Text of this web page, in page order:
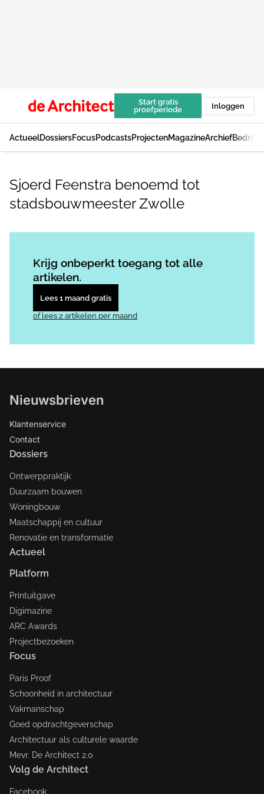
Start gratis
proefperiode
Inloggen
ActueelDossiersFocusPodcastsProjectenMagazineArchief
Sjoerd Feenstra benoemd tot
stadsbouwmeester Zwolle
Krijg onbeperkt toegang tot alle
artikelen.
Lees 1 maand gratis
of lees 2 artikelen per maand
Nieuwsbrieven
Klantenservice
Contact
Dossiers
Ontwerppraktijk
Duurzaam bouwen
Woningbouw
Maatschappij en cultuur
Renovatie en transformatie
Actueel
Platform
Printuitgave
Digimazine
ARC Awards
Projectbezoeken
Focus
Paris Proof
Schoonheid in architectuur
Vakmanschap
Goed opdrachtgeverschap
Architectuur als culturele waarde
Mevr. De Architect 2.0
Volg de Architect
Facebook